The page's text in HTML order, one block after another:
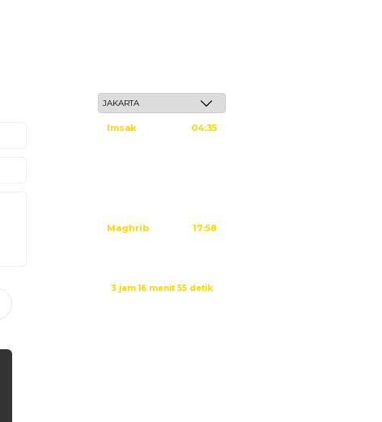
Imsak 04:35
Maghrib 17:58
3 jam 16 menit 54 detik